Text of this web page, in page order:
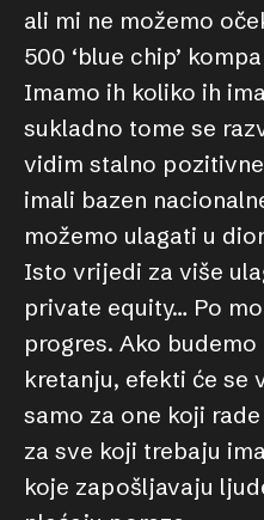
ali mi ne možemo
500 ‘blue chip’
Imamo ih koliko ih
sukladno tome se
vidim stalno
imali bazen
možemo ulagati u
Isto vrijedi za više
private equity… Po
progres. Ako
kretanju, efekti će se
samo za one koji
za sve koji trebaju
koje zapošljavaju